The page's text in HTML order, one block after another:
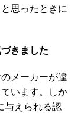
思ったときに
きました
メーカーが違
います。しか
与えられる認